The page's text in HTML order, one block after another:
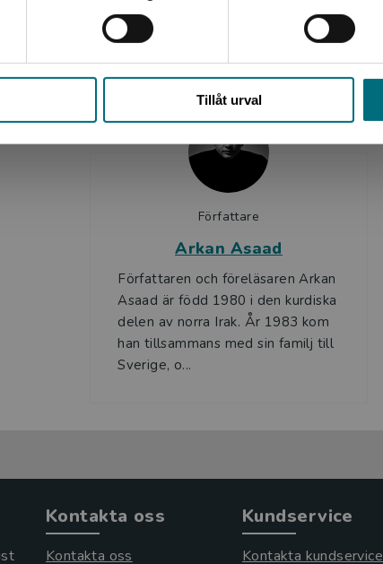
Tillåt urval
på hemsidan.
Upphovspersoner
Författare
Arkan Asaad
Författaren och föreläsaren Arkan
Asaad är född 1980 i den kurdiska
delen av norra Irak. År 1983 kom
han tillsammans med sin familj till
Sverige, o...
Kontakta oss
Kontakta oss
Kundservice
Kontakta kundservice